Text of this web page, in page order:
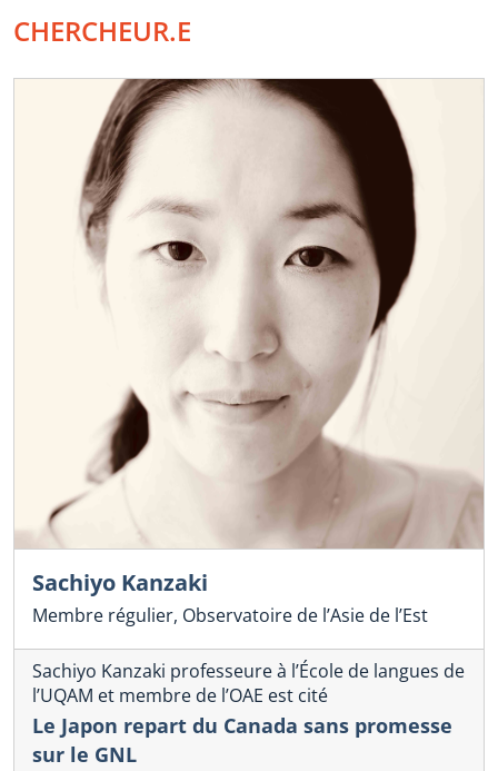
CHERCHEUR.E
Sachiyo Kanzaki
Membre régulier, Observatoire de l’Asie de l’Est
Sachiyo Kanzaki professeure à l’École de langues de
l’UQAM et membre de l’OAE est cité
Le Japon repart du Canada sans promesse
sur le GNL